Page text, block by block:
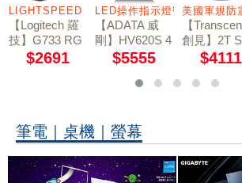
LIGHTSPEED 7.1 聲道
【Logitech 羅
技】G733 RG
B炫光無線電
$2691
LED操作指示燈號
【ADATA 威
剛】HV620S 4
TB 2.5吋行動
$5555
美國軍規防
【
創見】2T
5H3B
軍規防震硬
藍
$4111
筆電｜桌機｜螢幕